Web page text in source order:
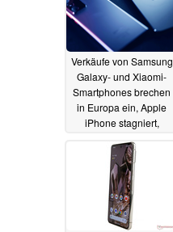
Verkäufe von Samsung
Galaxy- und Xiaomi-
Smartphones brechen
in Europa ein, Apple
iPhone stagniert,
Honor gewinnt
21.11.2023